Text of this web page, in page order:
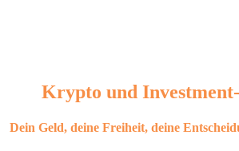
Krypto und
Dein Geld, deine Freiheit, deine